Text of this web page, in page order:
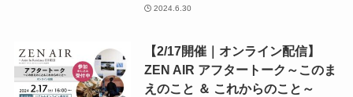
2024.6.30
【2/17開催｜オンライン配信】
ZEN AIR アフタートーク～このま
えのこと ＆ これからのこと～